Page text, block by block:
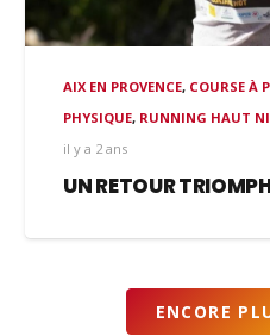
AIX EN PROVENCE, COURSE À
PHYSIQUE, RUNNING HAUT
il y a 2 ans
UN RETOUR
ENCORE